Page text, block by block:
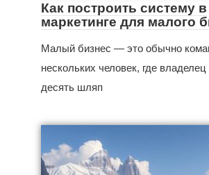
Как построить систему в
маркетинге для малого
Малый бизнес — это обычно
нескольких человек, где владелец
десять шляп